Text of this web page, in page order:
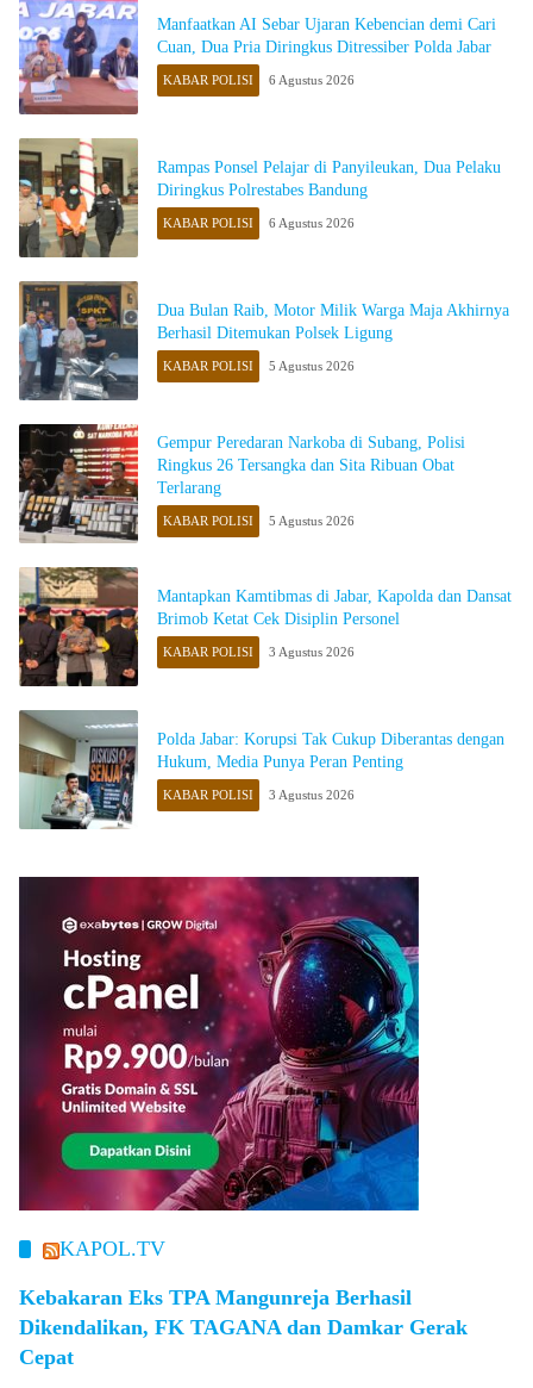
Manfaatkan AI Sebar Ujaran Kebencian demi Cari
Cuan, Dua Pria Diringkus Ditressiber Polda Jabar
KABAR POLISI 6 Agustus 2026
Rampas Ponsel Pelajar di Panyileukan, Dua Pelaku
Diringkus Polrestabes Bandung
KABAR POLISI 6 Agustus 2026
Dua Bulan Raib, Motor Milik Warga Maja Akhirnya
Berhasil Ditemukan Polsek Ligung
KABAR POLISI 5 Agustus 2026
Gempur Peredaran Narkoba di Subang, Polisi
Ringkus 26 Tersangka dan Sita Ribuan Obat
Terlarang
KABAR POLISI 5 Agustus 2026
Mantapkan Kamtibmas di Jabar, Kapolda dan Dansat
Brimob Ketat Cek Disiplin Personel
KABAR POLISI 3 Agustus 2026
Polda Jabar: Korupsi Tak Cukup Diberantas dengan
Hukum, Media Punya Peran Penting
KABAR POLISI 3 Agustus 2026
KAPOL.TV
Kebakaran Eks TPA Mangunreja Berhasil
Dikendalikan, FK TAGANA dan Damkar Gerak
Cepat